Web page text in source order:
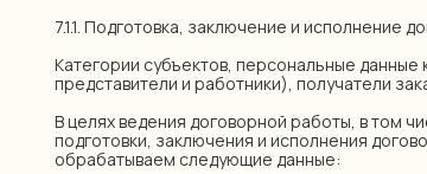
7.1.1. Подготовка, заключение и исполнение
Категории субъектов, персональные
представители и работники), получатели
В целях ведения договорной работы, в том
подготовки, заключения и исполнения
обрабатываем следующие данные: